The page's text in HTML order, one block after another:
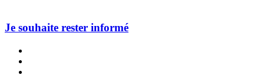
Je souhaite rester informé